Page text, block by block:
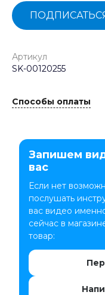
Артикул
SK-00120255
Способы оплаты
Запишем
вас
Если нет
послушать
вас видео
сейчас в
товар: